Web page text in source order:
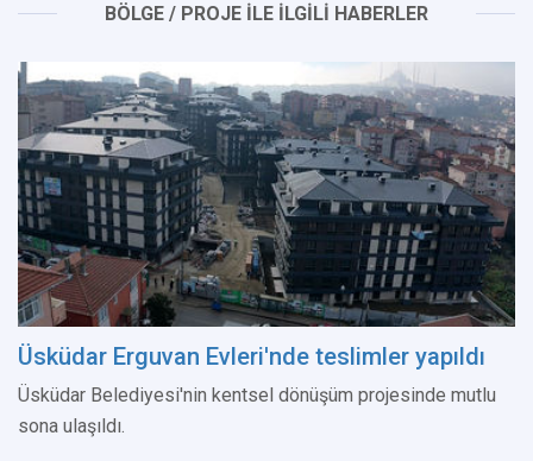
BÖLGE / PROJE İLE İLGİLİ HABERLER
Üsküdar Erguvan Evleri'nde teslimler yapıldı
Üsküdar Belediyesi'nin kentsel dönüşüm projesinde mutlu
sona ulaşıldı.